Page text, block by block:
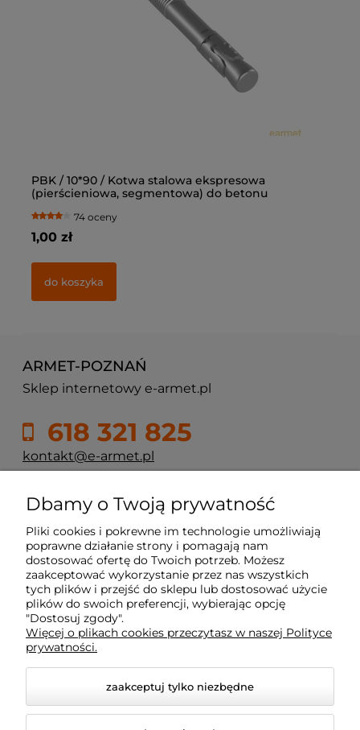
PBK / 10*90 / Kotwa stalowa ekspresowa
(pierścieniowa, segmentowa) do betonu
74 oceny
1,00 zł
do koszyka
ARMET-POZNAŃ
Sklep internetowy e-armet.pl
618 321 825
kontakt@e-armet.pl
ul. Reglowa 13
60-113 Poznań
Moje konto
Płatność i dostawa
Dojazd z okolic
Dbamy o Twoją prywatność
Pliki cookies i pokrewne im technologie umożliwiają
poprawne działanie strony i pomagają nam
dostosować ofertę do Twoich potrzeb. Możesz
zaakceptować wykorzystanie przez nas wszystkich
tych plików i przejść do sklepu lub dostosować użycie
plików do swoich preferencji, wybierając opcję
"Dostosuj zgody".
Więcej o plikach cookies przeczytasz w naszej Polityce
prywatności.
zaakceptuj tylko niezbędne